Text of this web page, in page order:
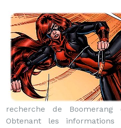
recherche de
Obtenant les informations